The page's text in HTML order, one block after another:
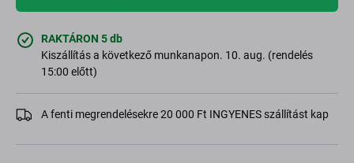
RAKTÁRON 5 db
Kiszállítás a következő munkanapon. 10. aug. (rendelés
15:00 előtt)
A fenti megrendelésekre 20 000 Ft INGYENES szállítást kap